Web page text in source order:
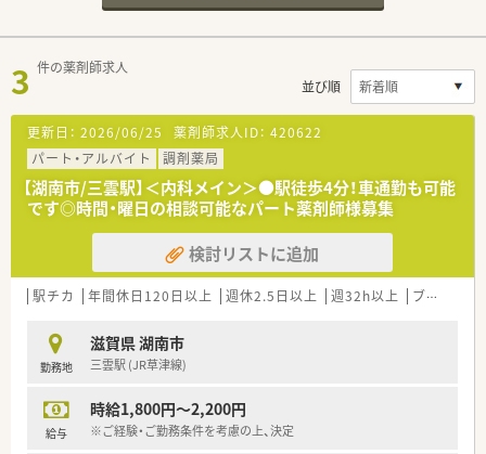
3 件の薬剤師求人
並び順
更新日： 2026/06/25 薬剤師求人ID： 420622
パート・アルバイト
調剤薬局
【湖南市/三雲駅】＜内科メイン＞●駅徒歩4分！車通勤も可能
です◎時間・曜日の相談可能なパート薬剤師様募集
検討リストに追加
駅チカ 年間休日120日以上 週休2.5日以上 週32h以上 ブランク可
勤務地
滋賀県 湖南市
三雲駅 (JR草津線)
給与
時給1,800円～2,200円
※ご経験・ご勤務条件を考慮の上、決定